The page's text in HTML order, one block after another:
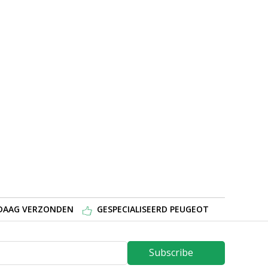
VERZONDEN GESPECIALISEERD PEUGEOT
Subscribe